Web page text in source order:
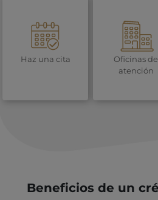
Haz una cita
Oficinas de
atención
Beneficios de un